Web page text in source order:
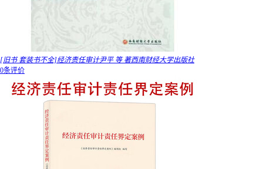
[旧书 套装书不全]经济责任审计尹平 等 著西南财经大学出版社
0条评价